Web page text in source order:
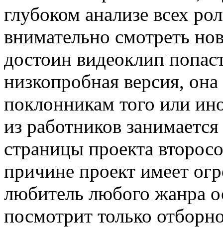
глубоком анализе всех
внимательно смотреть
достоин видеоклип
низкопробная версия,
поклонникам того или
из работников
страницы проекта
причине проект имеет
любитель любого жанра
посмотрит только